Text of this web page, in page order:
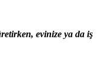
evinize ya da iş